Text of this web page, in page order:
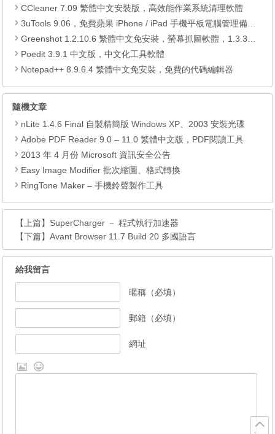
CCleaner 7.09 繁體中文安裝版，高效能作業系統清理軟體
3uTools 9.06，免費蘋果 iPhone / iPad 手機平板電腦管理備份還原軟體
Greenshot 1.2.10.6 繁體中文免安裝，螢幕抓圖軟體，1.3.315 安裝版
Poedit 3.9.1 中文版，中文化工具軟體
Notepad++ 8.9.6.4 繁體中文免安裝，免費的代碼編輯器
隨機文章
nLite 1.4.6 Final 自製精簡版 Windows XP、2003 安裝光碟
Adobe PDF Reader 9.0 – 11.0 繁體中文版，PDF閱讀工具
2013 年 4 月份 Microsoft 資訊安全公告
Easy Image Modifier 批次縮圖、格式轉換
RingTone Maker – 手機鈴聲製作工具
【上篇】 SuperCharger － 程式執行加速器
【下篇】Avant Browser 11.7 Build 20 多國語言
給我留言
暱稱（必填）
郵箱（必填）
網址